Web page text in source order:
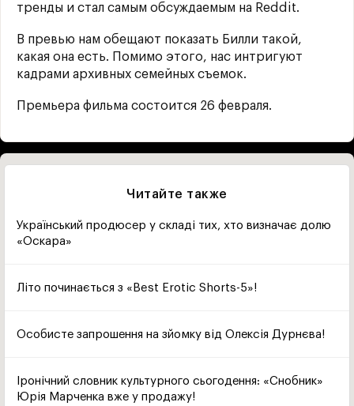
тренды и стал самым обсуждаемым на Reddit.
В превью нам обещают показать Билли такой,
какая она есть. Помимо этого, нас интригуют
кадрами архивных семейных съемок.
Премьера фильма состоится 26 февраля.
Читайте также
Український продюсер у складі тих, хто визначає долю
«Оскара»
Літо починається з «Best Erotic Shorts-5»!
Особисте запрошення на зйомку від Олексія Дурнєва!
Іронічний словник культурного сьогодення: «Снобник»
Юрія Марченка вже у продажу!